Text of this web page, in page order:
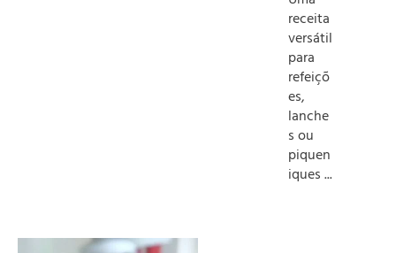
receita
versátil
para
refeiçõ
es,
lanche
s ou
piquen
iques ...